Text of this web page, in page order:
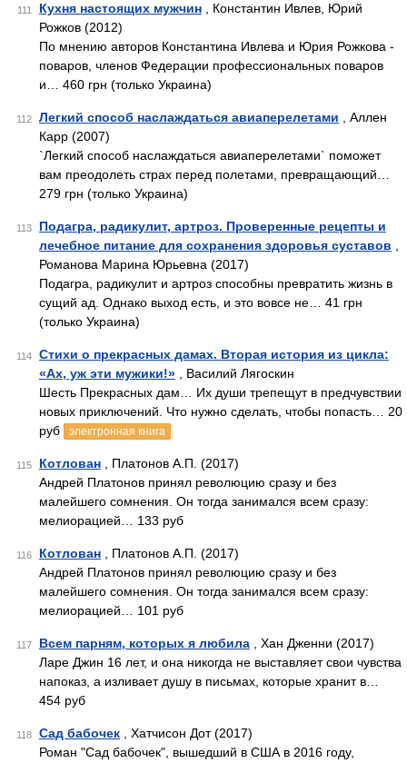
111 Кухня настоящих мужчин , Константин Ивлев, Юрий
Рожков (2012)
По мнению авторов Константина Ивлева и Юрия Рожкова -
поваров, членов Федерации профессиональных поваров
и… 460 грн (только Украина)
112 Легкий способ наслаждаться авиаперелетами , Аллен
Карр (2007)
`Легкий способ наслаждаться авиаперелетами` поможет
вам преодолеть страх перед полетами, превращающий…
279 грн (только Украина)
113
Подагра, радикулит, артроз. Проверенные рецепты и
лечебное питание для сохранения здоровья суставов
Романова Марина Юрьевна (2017)
Подагра, радикулит и артроз способны превратить жизнь в
сущий ад. Однако выход есть, и это вовсе не… 41 грн
(только Украина)
114
Стихи о прекрасных дамах. Вторая история из цикла:
«Ах, уж эти мужики!» , Василий Лягоскин
Шесть Прекрасных дам… Их души трепещут в предчувствии
новых приключений. Что нужно сделать, чтобы попасть… 20
руб
электронная книга
115 Котлован , Платонов А.П. (2017)
Андрей Платонов принял революцию сразу и без
малейшего сомнения. Он тогда занимался всем сразу:
мелиорацией… 133 руб
116 Котлован , Платонов А.П. (2017)
Андрей Платонов принял революцию сразу и без
малейшего сомнения. Он тогда занимался всем сразу:
мелиорацией… 101 руб
117 Всем парням, которых я любила , Хан Дженни (2017)
Ларе Джин 16 лет, и она никогда не выставляет свои чувства
напоказ, а изливает душу в письмах, которые хранит в…
454 руб
118 Сад бабочек , Хатчисон Дот (2017)
Роман "Сад бабочек", вышедший в США в 2016 году,